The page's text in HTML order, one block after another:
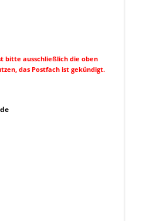
bitte ausschließlich die oben
das Postfach ist gekündigt.